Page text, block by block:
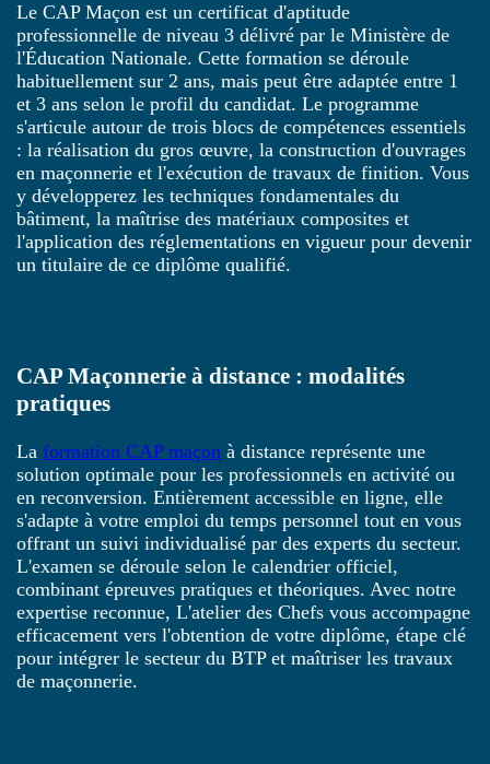
Le CAP Maçon est un certificat d'aptitude
professionnelle de niveau 3 délivré par le Ministère de
l'Éducation Nationale. Cette formation se déroule
habituellement sur 2 ans, mais peut être adaptée entre 1
et 3 ans selon le profil du candidat. Le programme
s'articule autour de trois blocs de compétences essentiels
: la réalisation du gros œuvre, la construction d'ouvrages
en maçonnerie et l'exécution de travaux de finition. Vous
y développerez les techniques fondamentales du
bâtiment, la maîtrise des matériaux composites et
l'application des réglementations en vigueur pour devenir
un titulaire de ce diplôme qualifié.
CAP Maçonnerie à distance : modalités
pratiques
La formation CAP maçon à distance représente une
solution optimale pour les professionnels en activité ou
en reconversion. Entièrement accessible en ligne, elle
s'adapte à votre emploi du temps personnel tout en vous
offrant un suivi individualisé par des experts du secteur.
L'examen se déroule selon le calendrier officiel,
combinant épreuves pratiques et théoriques. Avec notre
expertise reconnue, L'atelier des Chefs vous accompagne
efficacement vers l'obtention de votre diplôme, étape clé
pour intégrer le secteur du BTP et maîtriser les travaux
de maçonnerie.